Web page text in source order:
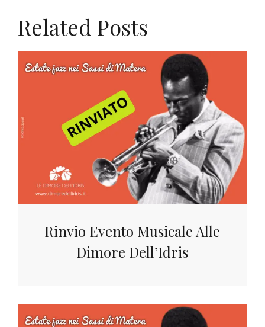
Related Posts
Rinvio Evento Musicale Alle
Dimore Dell’Idris